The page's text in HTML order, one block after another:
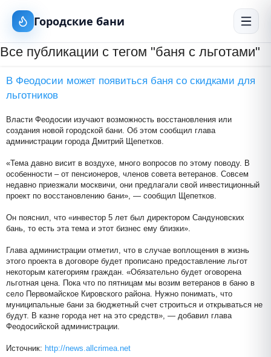
Городские бани
Все публикации с тегом "баня с льготами"
В Феодосии может появиться баня со скидками для
льготников
Власти Феодосии изучают возможность восстановления или
создания новой городской бани. Об этом сообщил глава
администрации города Дмитрий Щепетков.
«Тема давно висит в воздухе, много вопросов по этому поводу. В
особенности – от пенсионеров, членов совета ветеранов. Совсем
недавно приезжали москвичи, они предлагали свой инвестиционный
проект по восстановлению бани», — сообщил Щепетков.
Он пояснил, что «инвестор 5 лет был директором Сандуновских
бань, то есть эта тема и этот бизнес ему близки».
Глава администрации отметил, что в случае воплощения в жизнь
этого проекта в договоре будет прописано предоставление льгот
некоторым категориям граждан. «Обязательно будет оговорена
льготная цена. Пока что по пятницам мы возим ветеранов в баню в
село Первомайское Кировского района. Нужно понимать, что
муниципальные бани за бюджетный счет строиться и открываться не
будут. В казне города нет на это средств», — добавил глава
Феодосийской администрации.
Источник: http://news.allcrimea.net